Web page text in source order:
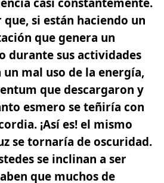
que,si están haciendo un
que genera un
durante sus actividades
mal uso de la energía,
que descargaron y
esmero se teñiría con
¡Así es! el mismo
se tornaría de oscuridad.
se inclinan a ser
que muchos de